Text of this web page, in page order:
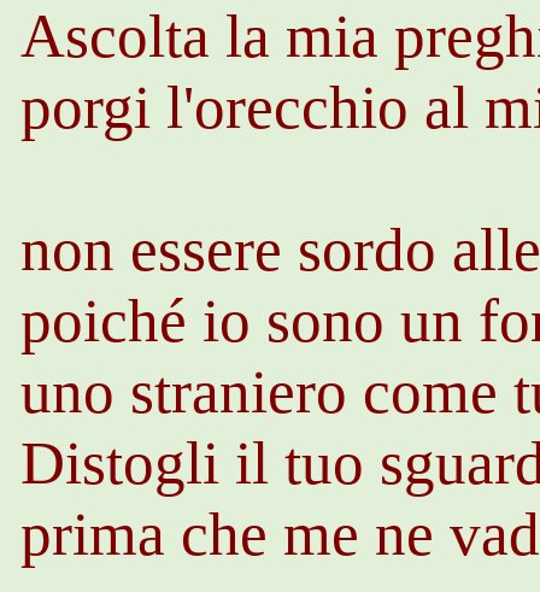
Ascolta la mia
porgi l'orecchio al
non essere sordo
poiché io sono un
uno straniero
Distogli il tuo
prima che me ne